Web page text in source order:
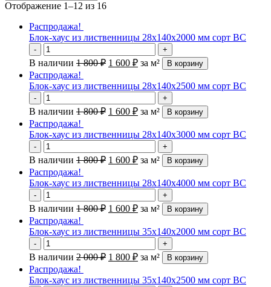
Отображение 1–12 из 16
Распродажа!
Блок-хаус из лиственницы 28х140х2000 мм сорт ВС
- +
В наличии 1 800₽ 1 600 ₽ за м² В корзину
Распродажа!
Блок-хаус из лиственницы 28х140х2500 мм сорт ВС
- +
В наличии 1 800₽ 1 600 ₽ за м² В корзину
Распродажа!
Блок-хаус из лиственницы 28х140х3000 мм сорт ВС
- +
В наличии 1 800₽ 1 600 ₽ за м² В корзину
Распродажа!
Блок-хаус из лиственницы 28х140х4000 мм сорт ВС
- +
В наличии 1 800₽ 1 600 ₽ за м² В корзину
Распродажа!
Блок-хаус из лиственницы 35х140х2000 мм сорт ВС
- +
В наличии 2 000₽ 1 800 ₽ за м² В корзину
Распродажа!
Блок-хаус из лиственницы 35х140х2500 мм сорт ВС